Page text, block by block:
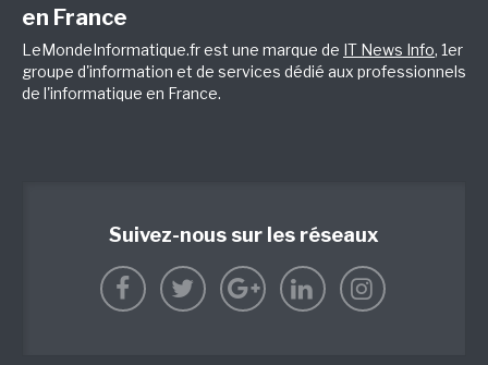
en France
LeMondeInformatique.fr est une marque de IT News Info, 1er
groupe d'information et de services dédié aux professionnels
de l'informatique en France.
Suivez-nous sur les réseaux